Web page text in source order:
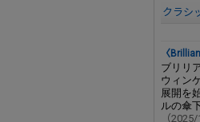
クラシ
〈
ブリリ
ウィン
展開を
ルの傘
（2025/